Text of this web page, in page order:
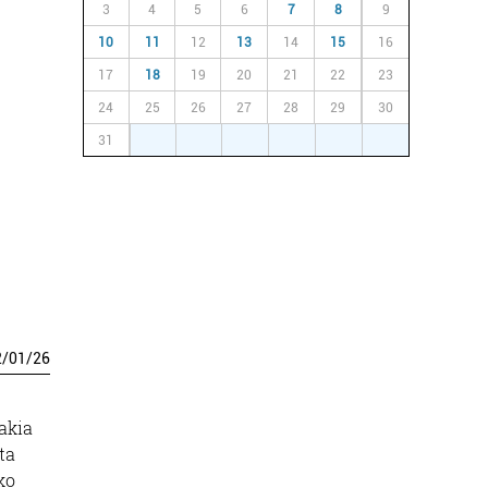
/01/26
3 4 5 6 7 8 9
10 11 12 13 14 15 16
17 18 19 20 21 22 23
24 25 26 27 28 29 30
31